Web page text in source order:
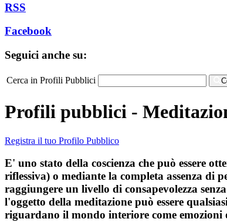
RSS
Facebook
Seguici anche su:
Cerca in Profili Pubblici
Profili pubblici -
Registra il tuo Profilo Pubblico
E' uno stato della coscienza che può essere
riflessiva) o mediante la completa assenza di
raggiungere un livello di consapevolezza
l'oggetto della meditazione può essere
riguardano il mondo interiore come